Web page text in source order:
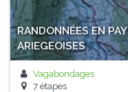
RANDONNÉES EN
ARIEGEOISES
Vagabondages
7 étapes